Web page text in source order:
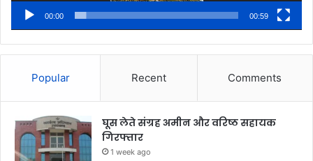
00:00 00:59
Popular Recent Comments
घूस लेते संग्रह अमीन और वरिष्ठ सहायक
गिरफ्तार
1 week ago